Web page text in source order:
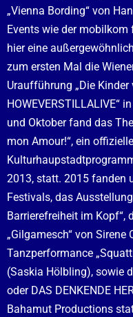
„Vienna Bording“ von
Events wie der
hier eine
zum ersten Mal die
Uraufführung „Die Kinder
HOWEVERSTILLALIVE“
und Oktober fand das
mon Amour!“, ein
2013, statt. 2015 fanden
Festivals, das
Barrierefreiheit im Kopf“,
„Gilgamesch“ von Sirene
Tanzperformance
(Saskia Hölbling), sowie
oder DAS DENKENDE
Bahamut Productions